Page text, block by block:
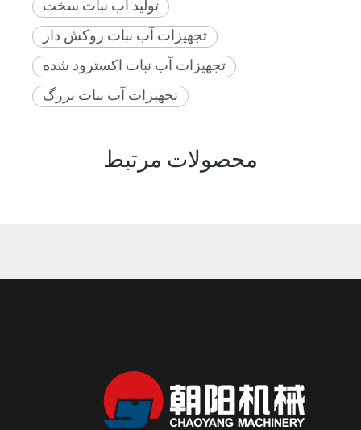
تولید آب نبات سخت
تجهیزات آب نبات روکش دار
تجهیزات آب نبات اکسترود شده
تجهیزات آب نبات بزرگ
محصولات مرتبط